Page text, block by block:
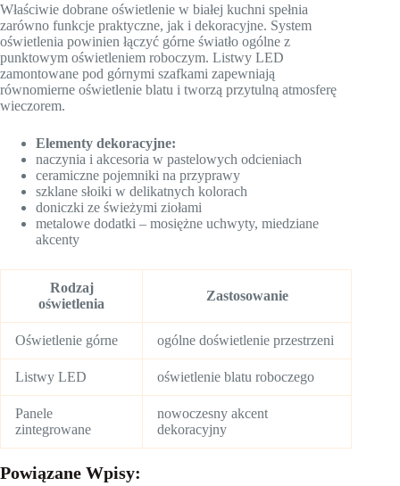
Właściwie dobrane oświetlenie w białej kuchni spełnia
zarówno funkcje praktyczne, jak i dekoracyjne. System
oświetlenia powinien łączyć górne światło ogólne z
punktowym oświetleniem roboczym. Listwy LED
zamontowane pod górnymi szafkami zapewniają
równomierne oświetlenie blatu i tworzą przytulną atmosferę
wieczorem.
Elementy dekoracyjne:
naczynia i akcesoria w pastelowych odcieniach
ceramiczne pojemniki na przyprawy
szklane słoiki w delikatnych kolorach
doniczki ze świeżymi ziołami
metalowe dodatki – mosiężne uchwyty, miedziane
akcenty
Rodzaj
oświetlenia
Zastosowanie
Oświetlenie górne ogólne doświetlenie przestrzeni
Listwy LED oświetlenie blatu roboczego
Panele
zintegrowane
nowoczesny akcent
dekoracyjny
Powiązane Wpisy: